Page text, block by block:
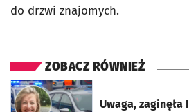
do drzwi znajomych.
ZOBACZ RÓWNIEŻ
Uwaga, zaginęła
otworzy się w nowej karcie